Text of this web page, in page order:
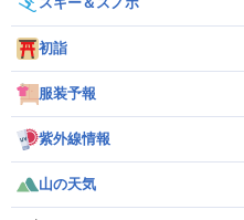
初詣
服装予報
紫外線情報
山の天気